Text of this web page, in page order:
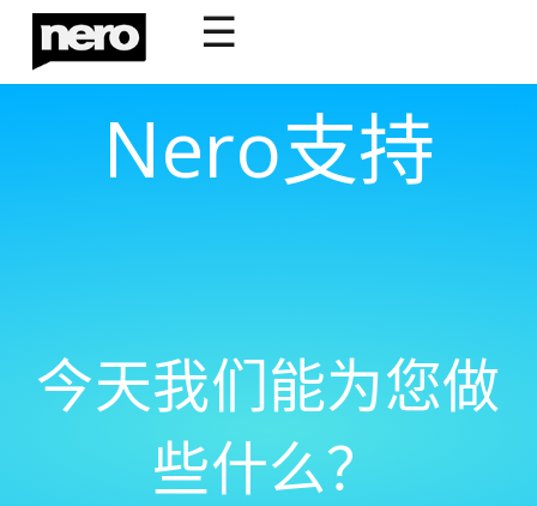
☰
Nero支持
今天我们能为您做
些什么？